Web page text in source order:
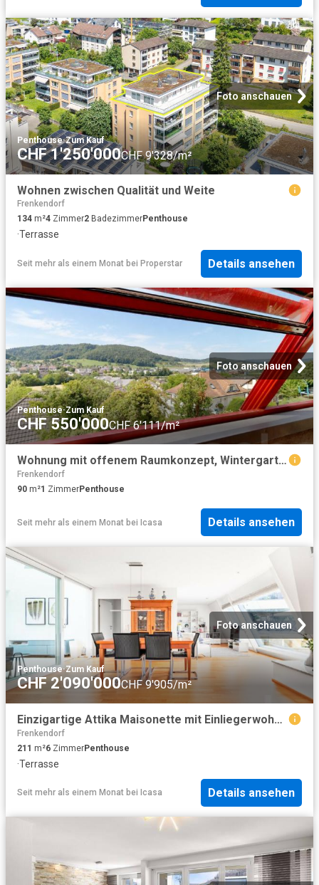
Foto anschauen
Penthouse·Zum Kauf
CHF 1'250'000CHF 9'328/m²
Wohnen zwischen Qualität und Weite
Frenkendorf
134 m²4 Zimmer2 BadezimmerPenthouse
·Terrasse
Seit mehr als einem Monat bei Properstar Details ansehen
Foto anschauen
Penthouse·Zum Kauf
CHF 550'000CHF 6'111/m²
Wohnung mit offenem Raumkonzept, Wintergarten und besonderem Charakter
Frenkendorf
90 m²1 ZimmerPenthouse
Seit mehr als einem Monat bei Icasa Details ansehen
Foto anschauen
Penthouse·Zum Kauf
CHF 2'090'000CHF 9'905/m²
Einzigartige Attika Maisonette mit Einliegerwohnung und Dachterrasse
Frenkendorf
211 m²6 ZimmerPenthouse
·Terrasse
Seit mehr als einem Monat bei Icasa Details ansehen